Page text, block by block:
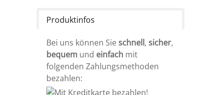
Produktinfos
Bei uns können Sie schnell, sicher,
bequem und einfach mit
folgenden Zahlungsmethoden
bezahlen: